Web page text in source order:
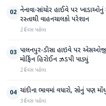
02 નેનાવા-સાંચોર હાઈવે પર ખાડાઓનું
રસ્તાથી વાહનચાલકો પરેશાન
2 દિવસ પહેલા
03 પાલનપુર-ડીસા હાઇવે પર
મોર્ફિન હિરોઈન ઝડપી પાડ્યું
2 દિવસ પહેલા
04 ચાંદીના ભાવમાં વધારો, સોનું પણ
3 દિવસ પહેલા